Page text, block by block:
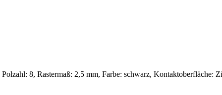
8, Rastermaß: 2,5 mm, Farbe: schwarz,